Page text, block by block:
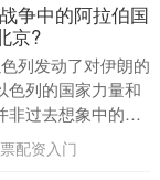
争中的阿拉伯国
京?
列发动了对伊朗的
色列的国家力量和
非过去想象中的那
强被边缘化——军
配资入门